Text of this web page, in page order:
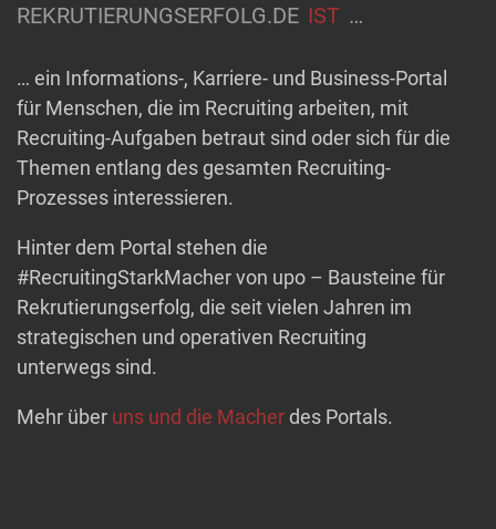
REKRUTIERUNGSERFOLG.DE IST …
… ein Informations-, Karriere- und Business-Portal
für Menschen, die im Recruiting arbeiten, mit
Recruiting-Aufgaben betraut sind oder sich für die
Themen entlang des gesamten Recruiting-
Prozesses interessieren.
Hinter dem Portal stehen die
#RecruitingStarkMacher von upo – Bausteine für
Rekrutierungserfolg, die seit vielen Jahren im
strategischen und operativen Recruiting
unterwegs sind.
Mehr über uns und die Macherdes Portals.